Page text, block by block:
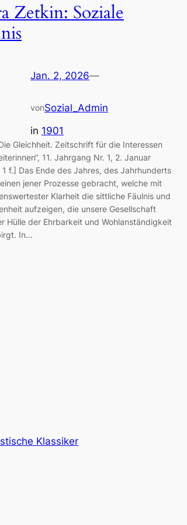
Zetkin: Soziale
Jan. 2, 2026—
vonSozial_Admin
in 1901
Gleichheit. Zeitschrift für die Interessen
11. Jahrgang Nr. 1, 2. Januar
1 f.] Das Ende des Jahres, des Jahrhunderts
jener Prozesse gebracht, welche mit
Klarheit die sittliche Fäulnis und
aufzeigen, die unsere Gesellschaft
Hülle der Ehrbarkeit und Wohlanständigkeit
In…
Klassiker